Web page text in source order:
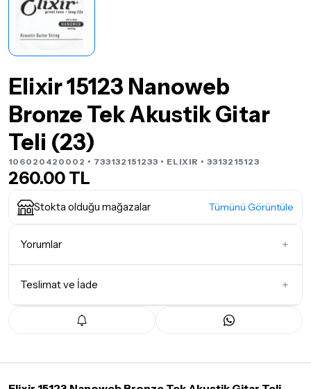
Elixir 15123 Nanoweb
Bronze Tek Akustik Gitar
Teli (23)
106020420002 • 733132151233 • ELIXIR • 3313215123
260.00 TL
Stokta olduğu mağazalar Tümünü Görüntüle
Yorumlar
Teslimat ve İade
Teslimat Koşulları